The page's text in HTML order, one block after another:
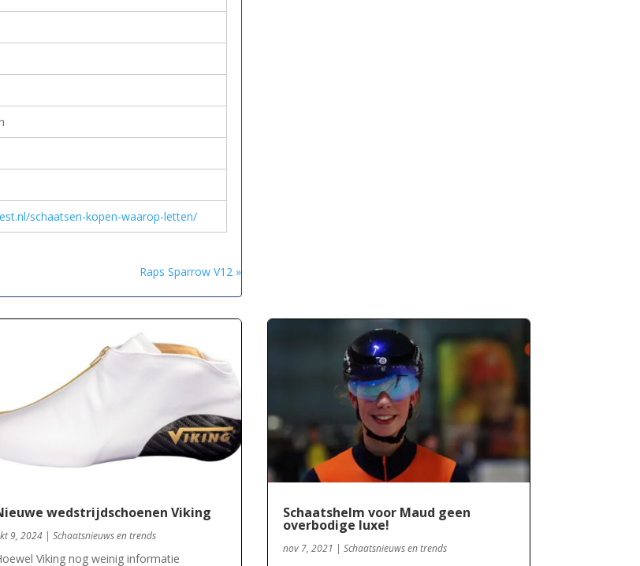
schaatsen-kopen-waarop-letten/
Raps Sparrow V12 »
wedstrijdschoenen Viking
9, 2024 |Schaatsnieuws en trends
Viking nog weinig informatie
Schaatshelm voor Maud geen
overbodige luxe!
nov 7, 2021 | Schaatsnieuws en trends